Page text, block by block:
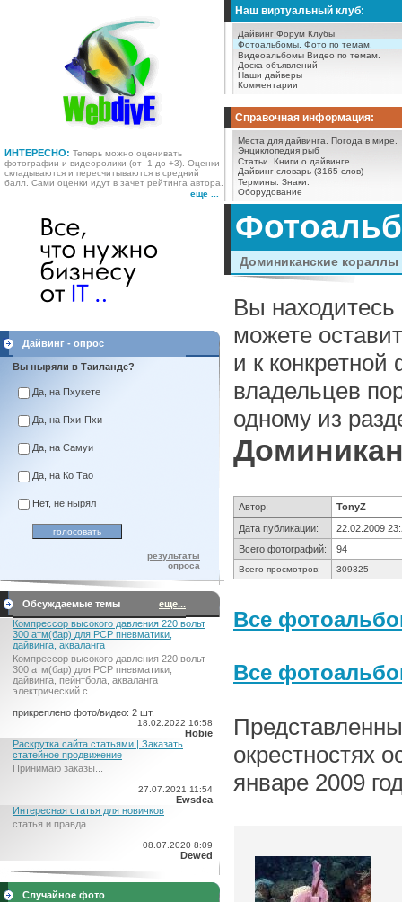
ИНТЕРЕСНО: Теперь можно оценивать
фотографии и видеоролики (от -1 до +3). Оценки
складываются и пересчитываются в средний
балл. Сами оценки идут в зачет рейтинга автора.
еще ...
Наш виртуальный клуб:
Дайвинг Форум Клубы
Фотоальбомы. Фото по темам.
Видеоальбомы Видео по темам.
Доска объявлений
Наши дайверы
Комментарии
Справочная информация:
Места для дайвинга.
Погода в мире.
Энциклопедия рыб
Статьи.
Книги о дайвинге.
Дайвинг словарь (3165 слов)
Термины. Знаки.
Оборудование
Дайвинг - опрос
Вы ныряли в Таиланде?
Да, на Пхукете
Да, на Пхи-Пхи
Да, на Самуи
Да, на Ко Тао
Нет, не нырял
результаты
опроса
Обсуждаемые темы
еще...
Компрессор высокого давления 220 вольт
300 атм(бар) для PCP пневматики,
дайвинга, акваланга
Компрессор высокого давления 220 вольт
300 атм(бар) для PCP пневматики,
дайвинга, пейнтбола, акваланга
электрический c...
прикреплено фото/видео: 2 шт.
18.02.2022 16:58
Hobie
Раскрутка сайта статьями | Заказать
статейное продвижение
Принимаю заказы...
27.07.2021 11:54
Ewsdea
Интересная статья для новичков
статья и правда...
08.07.2020 8:09
Dewed
Случайное фото
Доминиканские кораллы
Вы
можете
и к
владельцев
одному из
Автор:
TonyZ
Дата публикации:
22.02.2009
Всего фотографий:
94
Всего просмотров: 309325
Все
Все
окрестностях
январе 2009